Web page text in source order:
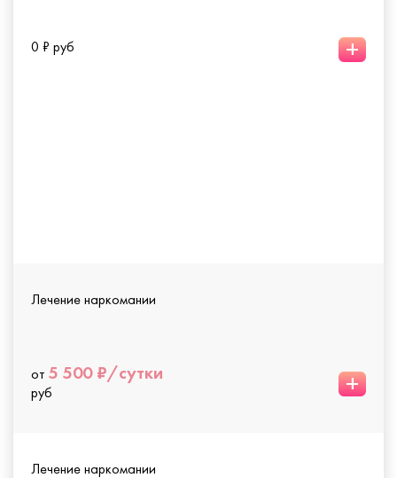
0 ₽ руб +
Лечение наркомании
от 5 500 ₽/сутки
руб +
Лечение наркомании